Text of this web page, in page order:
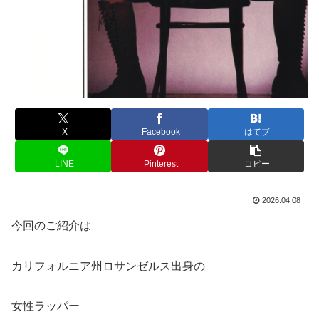
X Facebook はてブ
LINE Pinterest コピー
2026.04.08
今回のご紹介は
カリフォルニア州ロサンゼルス出身の
女性ラッパー